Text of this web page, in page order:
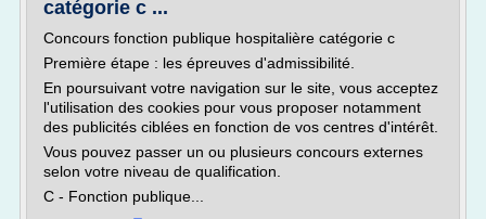
catégorie c ...
Concours fonction publique hospitalière catégorie c
Première étape : les épreuves d'admissibilité.
En poursuivant votre navigation sur le site, vous acceptez
l'utilisation des cookies pour vous proposer notamment
des publicités ciblées en fonction de vos centres d'intérêt.
Vous pouvez passer un ou plusieurs concours externes
selon votre niveau de qualification.
C - Fonction publique...